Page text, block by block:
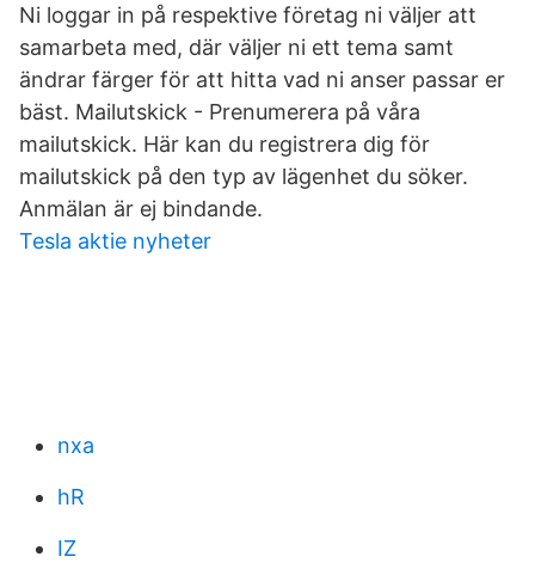
Ni loggar in på respektive företag ni väljer att
samarbeta med, där väljer ni ett tema samt
ändrar färger för att hitta vad ni anser passar er
bäst. Mailutskick - Prenumerera på våra
mailutskick. Här kan du registrera dig för
mailutskick på den typ av lägenhet du söker.
Anmälan är ej bindande.
Tesla aktie nyheter
nxa
hR
IZ